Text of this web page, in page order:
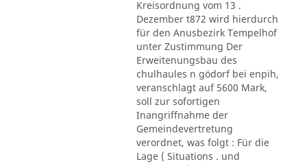
Kreisordnung vom 13 .
Dezember t872 wird hierdurch
für den Anusbezirk Tempelhof
unter Zustimmung Der
Erweitenungsbau des
chulhaules n gödorf bei enpih,
veranschlagt auf 5600 Mark,
soll zur sofortigen
Inangriffnahme der
Gemeindevertretung
verordnet, was folgt : Für die
Lage ( Situations . und